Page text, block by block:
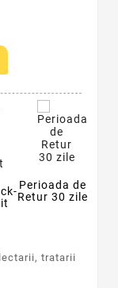
Perioada de
Retur 30 zile
tratarii